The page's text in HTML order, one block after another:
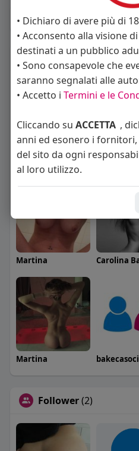
Album (0)
Seguiti(8)
Angelica Cattaneo
Martina
Martina
Follower(2)
• Dichiaro di avere più di
• Acconsento alla visione
destinati a un pubblico
• Sono consapevole che
saranno segnalati alle
• Accetto i Termini e le
Cliccando su ACCETTA ,
anni ed esonero i
del sito da ogni
al loro utilizzo.